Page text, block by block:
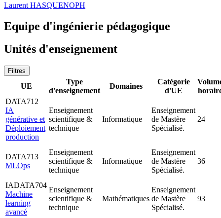
Laurent HASQUENOPH
Equipe d'ingénierie pédagogique
Unités d'enseignement
Filtres
UE
Type
d'enseignement
Domaines
Catégorie
d'UE
DATA712
IA
générative et
Déploiement
production
Enseignement
scientifique &
technique
Informatique
Enseignement
de Mastère
Spécialisé.
24
DATA713
MLOps
Enseignement
scientifique &
technique
Informatique
Enseignement
de Mastère
Spécialisé.
36
IADATA704
Machine
learning
avancé
Enseignement
scientifique &
technique
Mathématiques
Enseignement
de Mastère
Spécialisé.
93